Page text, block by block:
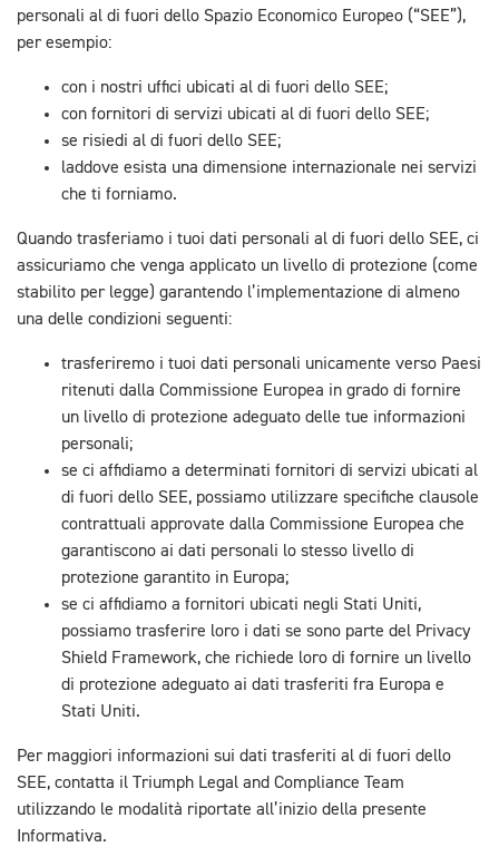
personali al di fuori dello Spazio Economico Europeo (“SEE”),
per esempio:
con i nostri uffici ubicati al di fuori dello SEE;
con fornitori di servizi ubicati al di fuori dello SEE;
se risiedi al di fuori dello SEE;
laddove esista una dimensione internazionale nei servizi
che ti forniamo.
Quando trasferiamo i tuoi dati personali al di fuori dello SEE, ci
assicuriamo che venga applicato un livello di protezione (come
stabilito per legge) garantendo l’implementazione di almeno
una delle condizioni seguenti:
trasferiremo i tuoi dati personali unicamente verso Paesi
ritenuti dalla Commissione Europea in grado di fornire
un livello di protezione adeguato delle tue informazioni
personali;
se ci affidiamo a determinati fornitori di servizi ubicati al
di fuori dello SEE, possiamo utilizzare specifiche clausole
contrattuali approvate dalla Commissione Europea che
garantiscono ai dati personali lo stesso livello di
protezione garantito in Europa;
se ci affidiamo a fornitori ubicati negli Stati Uniti,
possiamo trasferire loro i dati se sono parte del Privacy
Shield Framework, che richiede loro di fornire un livello
di protezione adeguato ai dati trasferiti fra Europa e
Stati Uniti.
Per maggiori informazioni sui dati trasferiti al di fuori dello
SEE, contatta il Triumph Legal and Compliance Team
utilizzando le modalità riportate all’inizio della presente
Informativa.